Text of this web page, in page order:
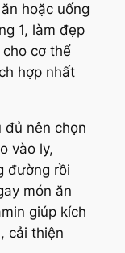
hoặc uống
1, làm đẹp
cơ thể
hợp nhất
nên chọn
vào ly,
đường rồi
món ăn
giúp kích
cải thiện